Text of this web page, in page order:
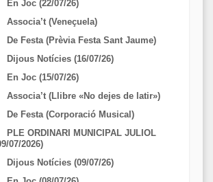
En Joc (22/07/26)
Associa’t (Veneçuela)
De Festa (Prèvia Festa Sant Jaume)
Dijous Notícies (16/07/26)
En Joc (15/07/26)
Associa’t (Llibre «No dejes de latir»)
De Festa (Corporació Musical)
PLE ORDINARI MUNICIPAL JULIOL
07/2026)
Dijous Notícies (09/07/26)